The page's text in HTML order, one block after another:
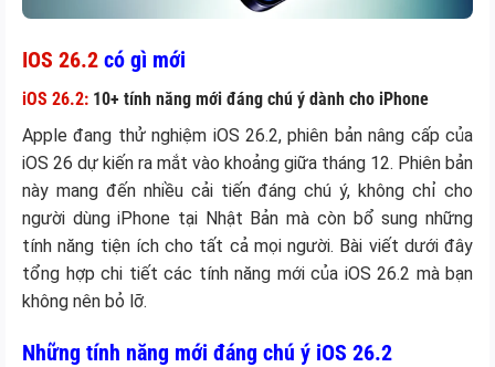
IOS 26.2 có gì mới
iOS 26.2: 10+ tính năng mới đáng chú ý dành cho iPhone
Apple đang thử nghiệm iOS 26.2, phiên bản nâng cấp của
iOS 26 dự kiến ra mắt vào khoảng giữa tháng 12. Phiên bản
này mang đến nhiều cải tiến đáng chú ý, không chỉ cho
người dùng iPhone tại Nhật Bản mà còn bổ sung những
tính năng tiện ích cho tất cả mọi người. Bài viết dưới đây
tổng hợp chi tiết các tính năng mới của iOS 26.2 mà bạn
không nên bỏ lỡ.
Những tính năng mới đáng chú ý iOS 26.2